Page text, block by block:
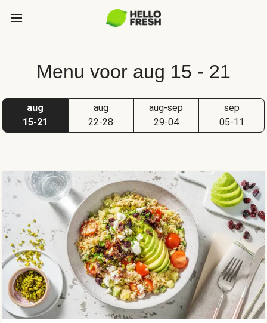
Menu voor aug 15 - 21
aug
15-21
aug
22-28
aug-sep
29-04
sep
05-11